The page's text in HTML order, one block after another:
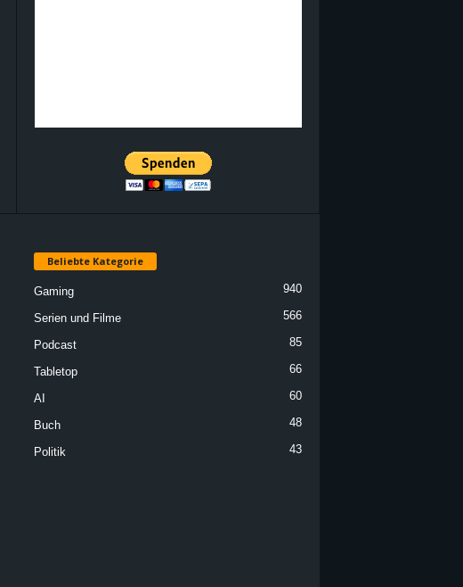
Beliebte Kategorie
Gaming 940
Serien und Filme 566
Podcast 85
Tabletop 66
AI 60
Buch 48
Politik 43